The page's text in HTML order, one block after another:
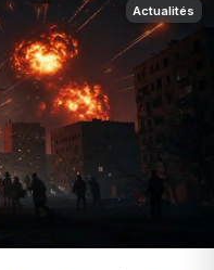
Actualités